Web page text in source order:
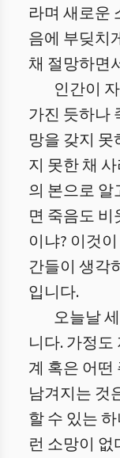
라며 새로운
음에 부딪치
채 절망하면
인간이
가진 듯하나
망을 갖지
지 못한 채
의 본으로 알
면 죽음도
이냐? 이것
간들이 생각
입니다.
오늘날
니다. 가정
계 혹은 어떤
남겨지는 것
할 수 있는
런 소망이